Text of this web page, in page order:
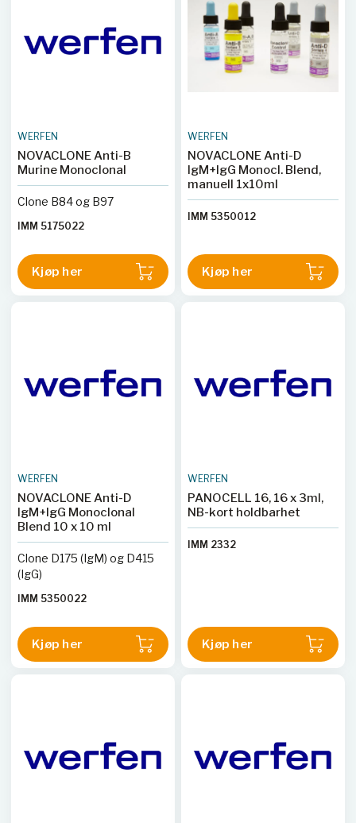
WERFEN
NOVACLONE Anti-B
Murine Monoclonal
Clone B84 og B97
IMM 5175022
Kjøp her
WERFEN
NOVACLONE Anti-D
IgM+IgG Monocl. Blend,
manuell 1x10ml
IMM 5350012
Kjøp her
WERFEN
NOVACLONE Anti-D
IgM+IgG Monoclonal
Blend 10 x 10 ml
Clone D175 (IgM) og D415
(IgG)
IMM 5350022
Kjøp her
WERFEN
PANOCELL 16, 16 x 3ml,
NB-kort holdbarhet
IMM 2332
Kjøp her